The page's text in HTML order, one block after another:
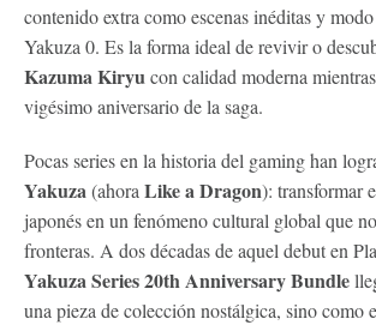
contenido extra como escenas inéditas y
Yakuza 0. Es la forma ideal de revivir o
Kazuma Kiryucon calidad moderna
vigésimo aniversario de la saga.
Pocas series en la historia del gaming han
Yakuza(ahora Like a Dragon): transformar
japonés en un fenómeno cultural global que
fronteras. A dos décadas de aquel debut en
Yakuza Series 20th Anniversary Bundle
una pieza de colección nostálgica, sino como